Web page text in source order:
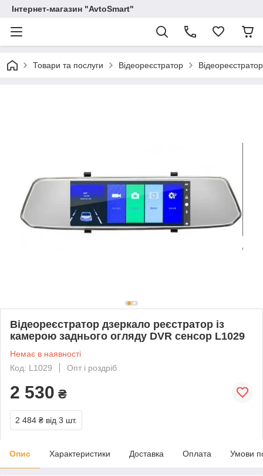
Інтернет-магазин "AvtoSmart"
Товари та послуги Відеореєстратор
Відеореєстратор дзеркало реєстратор із
камерою заднього огляду DVR сенсор L1029
Немає в наявності
Код: L1029
Опт і роздріб
2 530 ₴
2 484 ₴ від 3 шт.
Опис Характеристики Доставка Оплата Умови